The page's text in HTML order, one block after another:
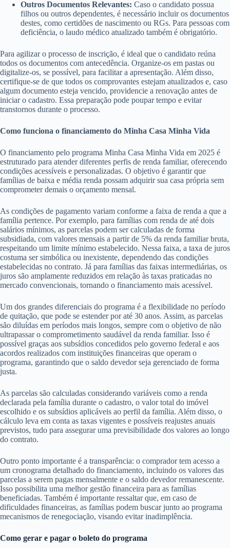
Outros Documentos Relevantes: Caso o candidato possua
filhos ou outros dependentes, é necessário incluir os documentos
destes, como certidões de nascimento ou RGs. Para pessoas com
deficiência, o laudo médico atualizado também é obrigatório.
Para agilizar o processo de inscrição, é ideal que o candidato reúna
todos os documentos com antecedência. Organize-os em pastas ou
digitalize-os, se possível, para facilitar a apresentação. Além disso,
certifique-se de que todos os comprovantes estejam atualizados e, caso
algum documento esteja vencido, providencie a renovação antes de
iniciar o cadastro. Essa preparação pode poupar tempo e evitar
transtornos durante o processo.
Como funciona o financiamento do Minha Casa Minha Vida
O financiamento pelo programa Minha Casa Minha Vida em 2025 é
estruturado para atender diferentes perfis de renda familiar, oferecendo
condições acessíveis e personalizadas. O objetivo é garantir que
famílias de baixa e média renda possam adquirir sua casa própria sem
comprometer demais o orçamento mensal.
As condições de pagamento variam conforme a faixa de renda a que a
família pertence. Por exemplo, para famílias com renda de até dois
salários mínimos, as parcelas podem ser calculadas de forma
subsidiada, com valores mensais a partir de 5% da renda familiar bruta,
respeitando um limite mínimo estabelecido. Nessa faixa, a taxa de juros
costuma ser simbólica ou inexistente, dependendo das condições
estabelecidas no contrato. Já para famílias das faixas intermediárias, os
juros são amplamente reduzidos em relação às taxas praticadas no
mercado convencionais, tornando o financiamento mais acessível.
Um dos grandes diferenciais do programa é a flexibilidade no período
de quitação, que pode se estender por até 30 anos. Assim, as parcelas
são diluídas em períodos mais longos, sempre com o objetivo de não
ultrapassar o comprometimento saudável da renda familiar. Isso é
possível graças aos subsídios concedidos pelo governo federal e aos
acordos realizados com instituições financeiras que operam o
programa, garantindo que o saldo devedor seja gerenciado de forma
justa.
As parcelas são calculadas considerando variáveis como a renda
declarada pela família durante o cadastro, o valor total do imóvel
escolhido e os subsídios aplicáveis ao perfil da família. Além disso, o
cálculo leva em conta as taxas vigentes e possíveis reajustes anuais
previstos, tudo para assegurar uma previsibilidade dos valores ao longo
do contrato.
Outro ponto importante é a transparência: o comprador tem acesso a
um cronograma detalhado do financiamento, incluindo os valores das
parcelas a serem pagas mensalmente e o saldo devedor remanescente.
Isso possibilita uma melhor gestão financeira para as famílias
beneficiadas. Também é importante ressaltar que, em caso de
dificuldades financeiras, as famílias podem buscar junto ao programa
mecanismos de renegociação, visando evitar inadimplência.
Como gerar e pagar o boleto do programa